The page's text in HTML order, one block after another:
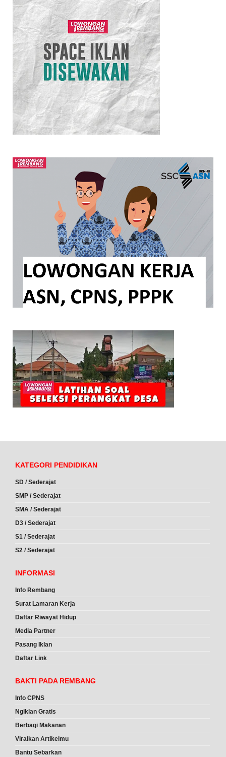
KATEGORI PENDIDIKAN
SD / Sederajat
SMP / Sederajat
SMA / Sederajat
D3 / Sederajat
S1 / Sederajat
S2 / Sederajat
INFORMASI
Info Rembang
Surat Lamaran Kerja
Daftar Riwayat Hidup
Media Partner
Pasang Iklan
Daftar Link
BAKTI PADA REMBANG
Info CPNS
Ngiklan Gratis
Berbagi Makanan
Viralkan Artikelmu
Bantu Sebarkan